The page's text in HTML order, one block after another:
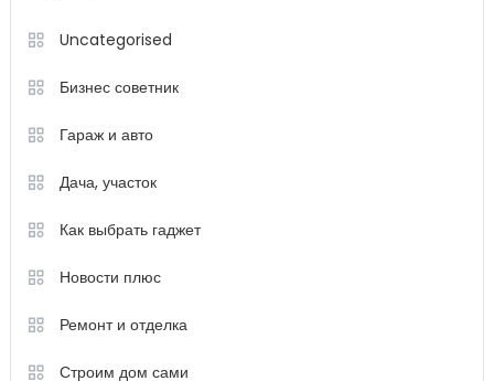
Uncategorised
Бизнес советник
Гараж и авто
Дача, участок
Как выбрать гаджет
Новости плюс
Ремонт и отделка
Строим дом сами